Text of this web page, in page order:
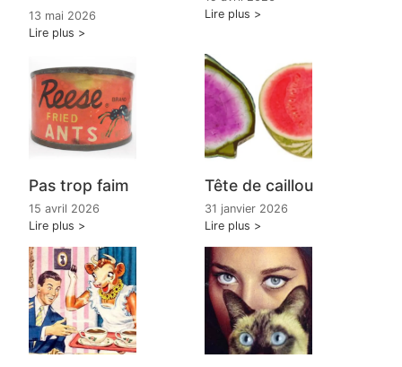
13 mai 2026
Lire plus
Lire plus
Pas trop faim
15 avril 2026
Lire plus
Tête de caillou
31 janvier 2026
Lire plus